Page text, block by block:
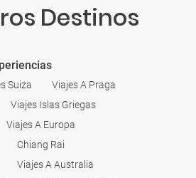
Destinos
Suiza
Viajes A Praga
Viajes Islas Griegas
Viajes A Europa
Chiang Rai
Viajes A Australia